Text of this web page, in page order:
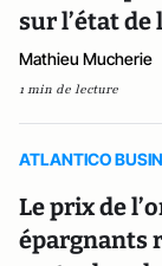
sur l’état de
Mathieu Mucherie
1 min de lecture
ATLANTICO
Le prix de
épargnants